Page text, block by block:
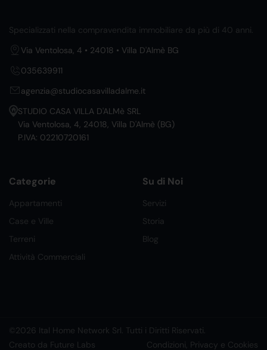
Specializzati nella compravendita immobiliare da più di 40 anni.
Via Ventolosa, 4 • 24018 • Villa D'Almè BG
035639911
agenzia@studiocasavilladalme.it
STUDIO CASA VILLA D'ALMè SRL
Via Ventolosa, 4, 24018, Villa D'Almè (BG)
P.IVA: 02210720161
Categorie
Appartamenti
Case e Ville
Terreni
Attività Commerciali
Su di Noi
Servizi
Storia
Blog
©2026 Ital Home Network Srl. Tutti i Diritti Riservati.
Creato da Future Labs
Condizioni, Privacy e Cookies